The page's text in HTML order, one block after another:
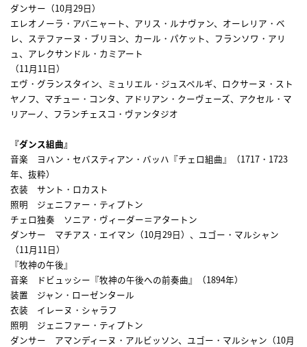
ダンサー（10月29日）
エレオノーラ・アバニャート、アリス・ルナヴァン、オーレリア・ベ
レ、ステファーヌ・ブリヨン、カール・パケット、フランソワ・アリ
ュ、アレクサンドル・カミアート
（11月11日）
エヴ・グランスタイン、ミュリエル・ジュスペルギ、ロクサーヌ・スト
ヤノフ、マチュー・コンタ、アドリアン・クーヴェーズ、アクセル・マ
リアーノ、フランチェスコ・ヴァンタジオ
『ダンス組曲』
音楽 ヨハン・セバスティアン・バッハ『チェロ組曲』（1717・1723
年、抜粋）
衣装 サント・ロカスト
照明 ジェニファー・ティプトン
チェロ独奏 ソニア・ヴィーダー＝アタートン
ダンサー マチアス・エイマン（10月29日）、ユゴー・マルシャン
（11月11日）
『牧神の午後』
音楽 ドビュッシー『牧神の午後への前奏曲』（1894年）
装置 ジャン・ローゼンタール
衣装 イレーヌ・シャラフ
照明 ジェニファー・ティプトン
ダンサー アマンディーヌ・アルビッソン、ユゴー・マルシャン（10月